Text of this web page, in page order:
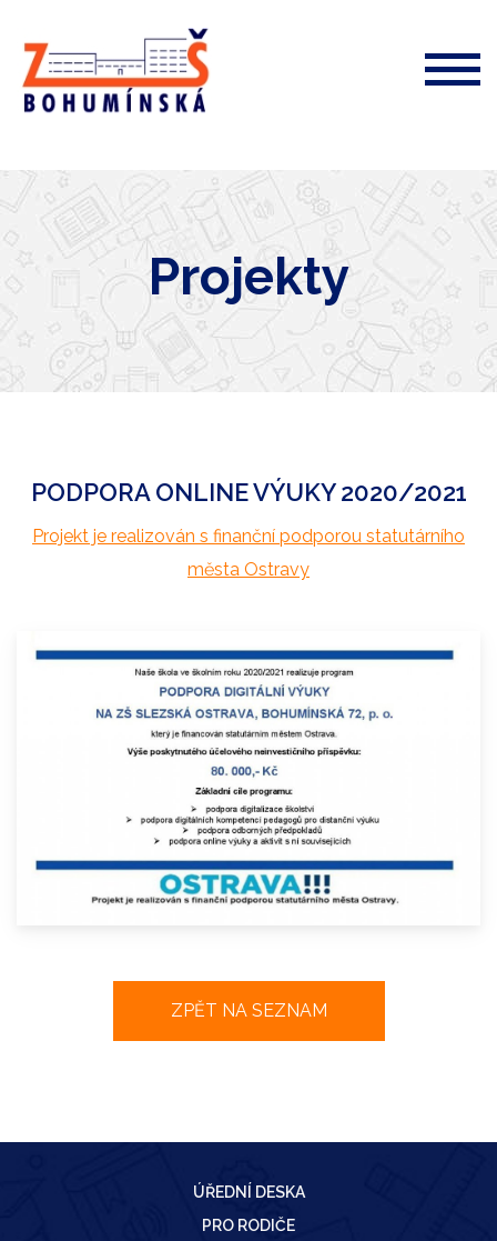
ZŠ
Bohumínská
72
Projekty
PODPORA ONLINE VÝUKY 2020/2021
Projekt je realizován s finanční podporou statutárního
města Ostravy
ZPĚT NA SEZNAM
ÚŘEDNÍ DESKA
PRO RODIČE